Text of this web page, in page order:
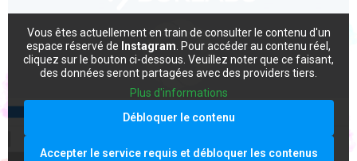
Vous êtes actuellement en train de consulter le contenu d'un
espace réservé de Instagram . Pour accéder au contenu réel,
cliquez sur le bouton ci-dessous. Veuillez noter que ce faisant,
des données seront partagées avec des providers tiers.
Plus d'informations
Débloquer le contenu
Accepter le service requis et débloquer les contenus